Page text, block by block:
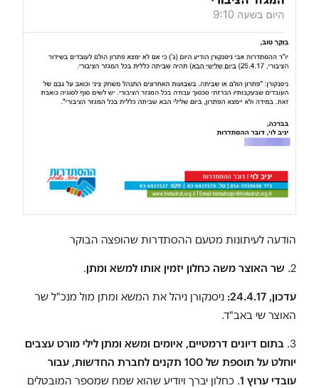
הודעה לעיתונות מטעם ההסתדרות שהופצה הבוקר
2. שר האוצר משה כחלון יזמין אותו למשא ומתן.
עדכון, 24.4.17:
ניסנקורן ניהל את המשא ומתן מול מנכ"ל שר
האוצר שי באב"ד.
3. בתום דיונים דרמטיים, איומים ומשא ומתן לילי מורט עצבים
יוחלט על תוספת של 100 תקנים לחברת החדשות, עבור
עובדי ערוץ 1 . כחלון יברך ויודיע שהוא שמח שמספר המובטלים